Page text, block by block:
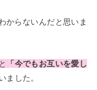
からないんだと思いま
と 「今でもお互いを愛し
ました。